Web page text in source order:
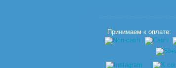
Принимаем к оплате: